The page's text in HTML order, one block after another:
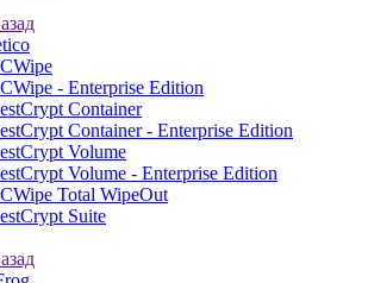
- Enterprise Edition
Container
Container - Enterprise Edition
Volume
Volume - Enterprise Edition
Total WipeOut
Suite